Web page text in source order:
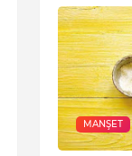
MANŞET